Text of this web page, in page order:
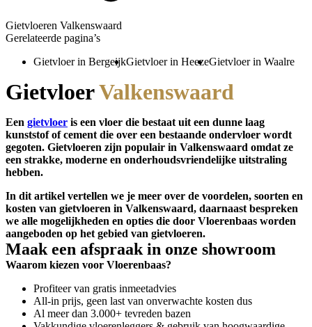
Gietvloeren Valkenswaard
Gerelateerde pagina’s
Gietvloer in BergeijkGietvloer in HeezeGietvloer in Waalre
GietvloerValkenswaard
Een gietvloer is een vloer die bestaat uit een dunne laag
kunststof of cement die over een bestaande ondervloer wordt
gegoten. Gietvloeren zijn populair in Valkenswaard omdat ze
een strakke, moderne en onderhoudsvriendelijke uitstraling
hebben.
In dit artikel vertellen we je meer over de voordelen, soorten en
kosten van gietvloeren in Valkenswaard, daarnaast bespreken
we alle mogelijkheden en opties die door Vloerenbaas worden
aangeboden op het gebied van gietvloeren.
Maak een afspraak in onze showroom
Waarom kiezen voor Vloerenbaas?
Profiteer van gratis inmeetadvies
All-in prijs, geen last van onverwachte kosten dus
Al meer dan 3.000+ tevreden bazen